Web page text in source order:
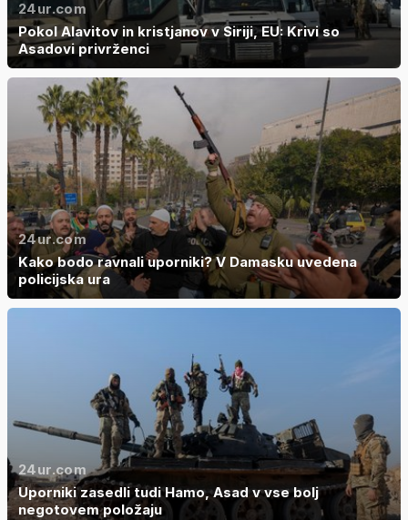
24ur.com
Pokol Alavitov in kristjanov v Siriji, EU: Krivi so
Asadovi privrženci
24ur.com
Kako bodo ravnali uporniki? V Damasku uvedena
policijska ura
24ur.com
Uporniki zasedli tudi Hamo, Asad v vse bolj
negotovem položaju